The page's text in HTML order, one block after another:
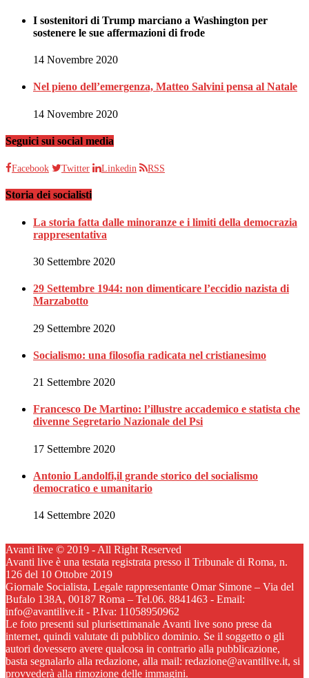
I sostenitori di Trump marciano a Washington per
sostenere le sue affermazioni di frode
14 Novembre 2020
Nel pieno dell’emergenza, Matteo Salvini pensa al Natale
14 Novembre 2020
Seguici sui social media
Facebook Twitter Linkedin RSS
Storia dei socialisti
La storia fatta dalle minoranze e i limiti della democrazia
rappresentativa
30 Settembre 2020
29 Settembre 1944: non dimenticare l’eccidio nazista di
Marzabotto
29 Settembre 2020
Socialismo: una filosofia radicata nel cristianesimo
21 Settembre 2020
Francesco De Martino: l’illustre accademico e statista che
divenne Segretario Nazionale del Psi
17 Settembre 2020
Antonio Landolfi,il grande storico del socialismo
democratico e umanitario
14 Settembre 2020
Avanti live © 2019 - All Right Reserved
Avanti live è una testata registrata presso il Tribunale di Roma, n.
126 del 10 Ottobre 2019
Giornale Socialista, Legale rappresentante Omar Simone – Via del
Bufalo 138A, 00187 Roma – Tel.06. 8841463 - Email:
info@avantilive.it - P.Iva: 11058950962
Le foto presenti sul plurisettimanale Avanti live sono prese da
internet, quindi valutate di pubblico dominio. Se il soggetto o gli
autori dovessero avere qualcosa in contrario alla pubblicazione,
basta segnalarlo alla redazione, alla mail: redazione@avantilive.it, si
provvederà alla rimozione delle immagini.